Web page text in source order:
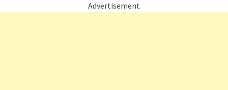
Advertisement